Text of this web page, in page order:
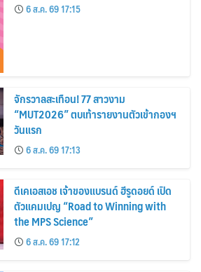
6 ส.ค. 69 17:15
จักรวาลสะเทือน! 77 สาวงาม
“MUT2026” ตบเท้ารายงานตัวเข้ากองฯ
วันแรก
6 ส.ค. 69 17:13
ดีเคเอสเอช เจ้าของแบรนด์ ฮีรูดอยด์ เปิด
ตัวแคมเปญ “Road to Winning with
the MPS Science”
6 ส.ค. 69 17:12